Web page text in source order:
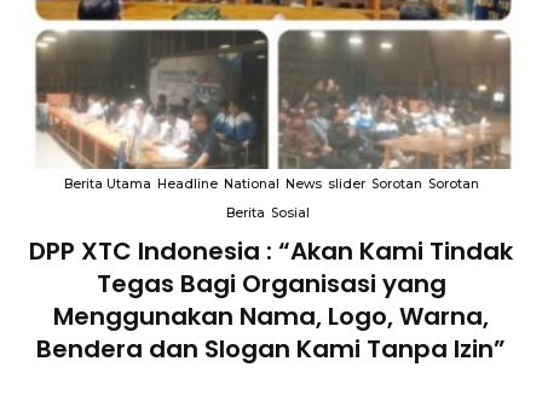
Berita Utama Headline National News slider Sorotan Sorotan
Berita Sosial
DPP XTC Indonesia : “Akan Kami Tindak
Tegas Bagi Organisasi yang
Menggunakan Nama, Logo, Warna,
Bendera dan Slogan Kami Tanpa Izin”